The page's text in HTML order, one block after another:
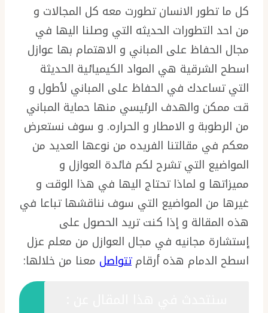
كل ما تطور الانسان تطورت معه كل المجالات و
من احد التطورات الحديثه التي وصلنا اليها في
مجال الحفاظ على المباني و الاهتمام بها عوازل
اسطح الشرقية هي المواد الكيميائية الحديثة
التي تساعدك في الحفاظ على المباني لأطول و
قت ممكن والهدف الرئيسي منها حماية المباني
من الرطوبة و الامطار و الحراره. و سوف نستعرض
معكم في مقالتنا الفريده من نوعها العديد من
المواضيع التي تشرح لكم فائدة العوازل و
مميزاتها و لماذا تحتاج اليها في هذا الوقت و
غيرها من المواضيع التي سوف نناقشها تباعا في
هذه المقالة و إذا كنت تريد الحصول على
إستشارة مجانيه في مجال العوازل من معلم عزل
اسطح الدمام هذه أرقامتتواصل معنا من خلالها: